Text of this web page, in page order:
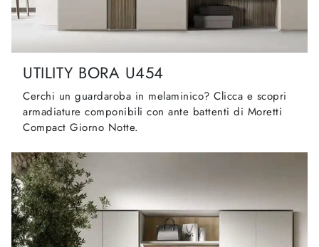
UTILITY BORA U454
Cerchi un guardaroba in melaminico? Clicca e scopri
armadiature componibili con ante battenti di Moretti
Compact Giorno Notte.